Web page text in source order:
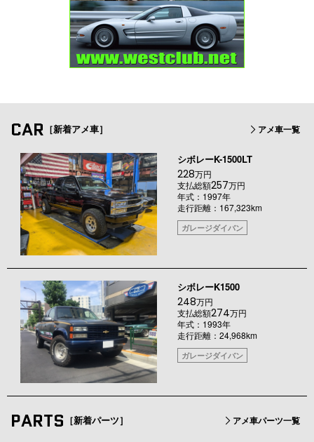
CAR ［新着アメ車］ アメ車一覧
シボレーK-1500LT
228万円
支払総額257万円
年式：1997年
走行距離：167,323km
ガレージダイバン
シボレーK1500
248万円
支払総額274万円
年式：1993年
走行距離：24,968km
ガレージダイバン
PARTS ［新着パーツ］ アメ車パーツ一覧